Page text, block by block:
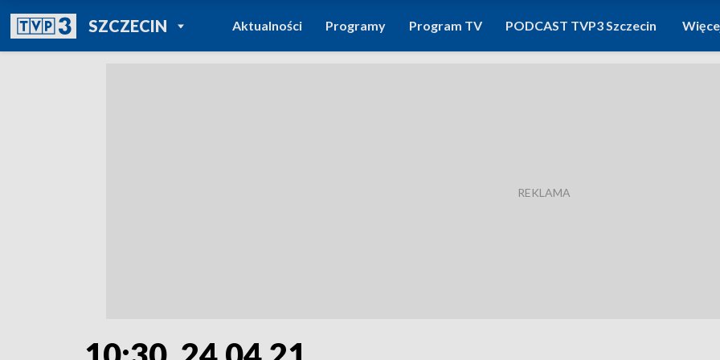
SZCZECINPOWRÓT DO
TVP REGIONY
Aktualności Programy Program TV PODCAST TVP3 Szczecin